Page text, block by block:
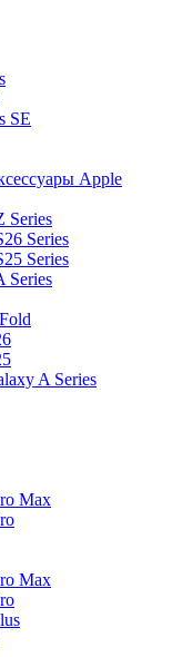
SE
Apple
Series
Series
Series
Series
A Series
Max
Max